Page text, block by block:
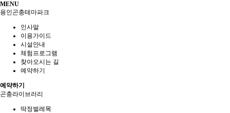
MENU
용인곤충테마파크
인사말
이용가이드
시설안내
체험프로그램
찾아오시는 길
예약하기
예약하기
곤충라이브러리
딱정벌레목